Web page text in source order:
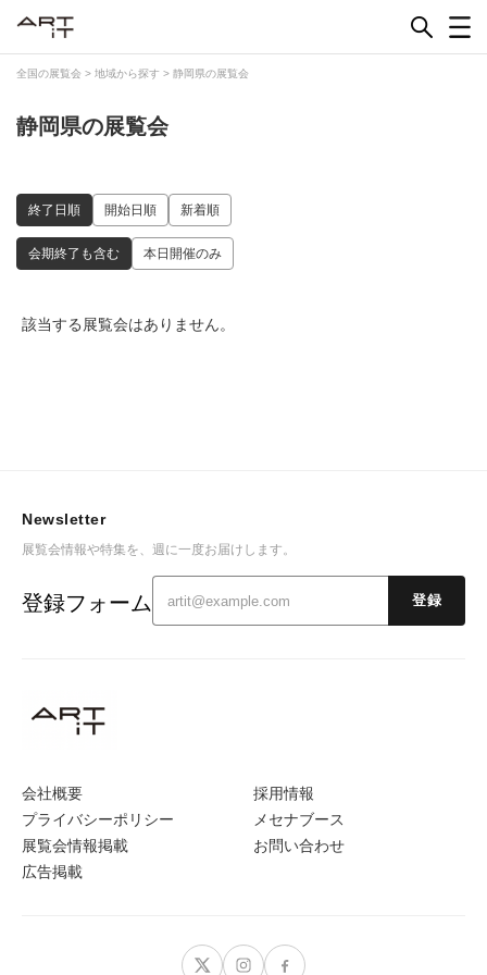
全国の展覧会 > 地域から探す > 静岡県の展覧会
静岡県の展覧会
終了日順 開始日順 新着順
会期終了も含む 本日開催のみ
該当する展覧会はありません。
会社概要
プライバシーポリシー
展覧会情報掲載
広告掲載
採用情報
メセナブース
お問い合わせ
Newsletter
展覧会情報や特集を、週に一度お届けします。
登録フォーム 登録